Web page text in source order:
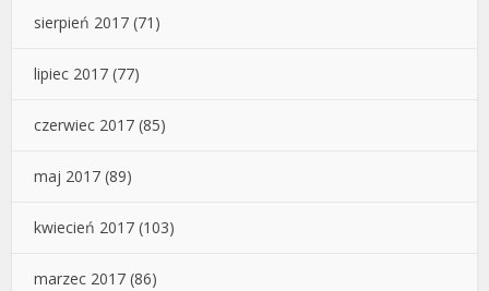
sierpień 2017 (71)
lipiec 2017 (77)
czerwiec 2017 (85)
maj 2017 (89)
kwiecień 2017 (103)
marzec 2017 (86)